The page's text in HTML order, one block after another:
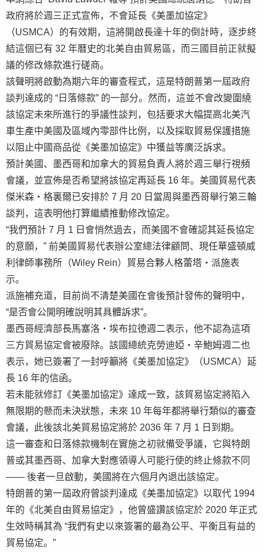
政府將於週三正式宣佈，不會延長《美墨加協定》
（USMCA）的有效期，這將開啟長達十年的倒計時，逐步終
結這個已有 32 年曆史的北美自由貿易區，而三國目前正就擬
議的修改條款進行磋商。
該聲明將啟動為期六年的審查程式，這是特朗普第一屆政府
談判達成的 “日落條款” 的一部分。然而，這並不會改變圍繞
該協定未來所進行的爭議性談判，包括要求大幅提高北美汽
車生產中美國及區域內零部件比例，以及採取貿易保護措施
以阻止中國商品從《美墨加協定》中獲益等廣泛訴求。
預計美國、墨西哥和加拿大的貿易負責人將於週三舉行視頻
會議，並宣佈是否希望將該協定再延長 16 年。美國貿易代表
傑米森・格裏爾已安排於 7 月 20 日當周與墨西哥舉行第三輪
談判，這表明他打算繼續推動修改協定。
“我們預計 7 月 1 日會悄然過去，而美國不會確認其延長協定
的意願，” 前美國貿易代表辦公室總法律顧問、現任華盛頓威
利律師事務所（Wiley Rein）貿易合夥人格蕾塔・派施表
示。
派施補充道，目前尚不清楚美國在會後預計發佈的聲明中，
“是否會公開明確說明其具體訴求”。
墨西哥經濟部長馬塞洛・埃布拉德週二表示，他不認為這項
三方貿易協定會被廢除。該國總統克勞迪婭・辛鮑姆週二也
表示，她已簽署了一封呼籲將《美墨加協定》（USMCA）延
長 16 年的信函。
若未能就修訂《美墨加協定》達成一致，該貿易協定將陷入
無限期的懸而未決狀態，未來 10 年每年都將舉行類似的審查
會議，此後該北美貿易協定將於 2036 年 7 月 1 日到期。
這一審查和日落條款機制在實施之初就備受爭議，它與特朗
普或其墨西哥、加拿大對應領導人可能行使的終止條款不同
—— 後者一旦啟動，美國將在六個月內退出該協定。
特朗普的第一屆政府曾談判達成《美墨加協定》以取代 1994
年的《北美自由貿易協定》，他曾盛讚該協定於 2020 年正式
生效時稱其為 “我們有史以來簽署的最為公平、平衡且有益的
貿易協定。”